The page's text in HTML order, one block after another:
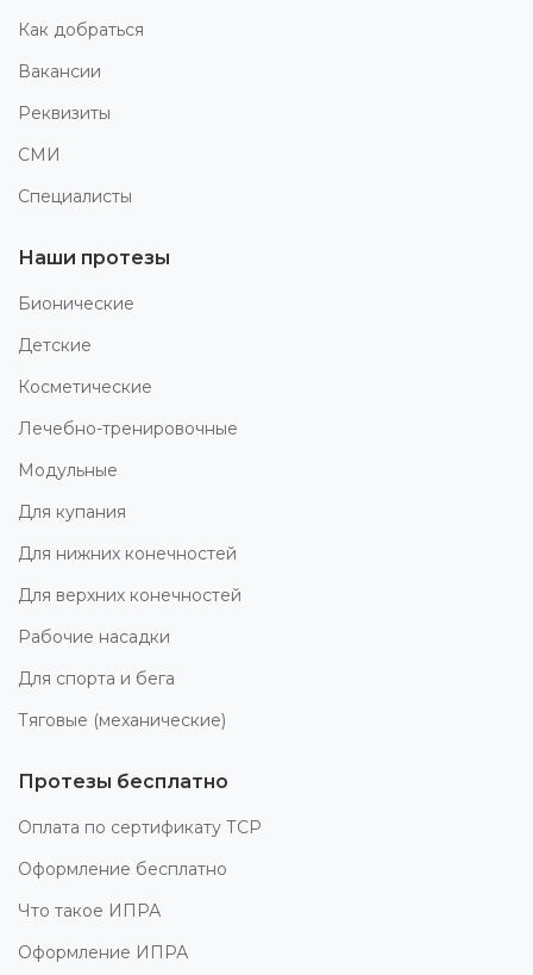
Как добраться
Вакансии
Реквизиты
СМИ
Специалисты
Наши протезы
Бионические
Детские
Косметические
Лечебно-тренировочные
Модульные
Для купания
Для нижних конечностей
Для верхних конечностей
Рабочие насадки
Для спорта и бега
Тяговые (механические)
Протезы бесплатно
Оплата по сертификату ТСР
Оформление бесплатно
Что такое ИПРА
Оформление ИПРА